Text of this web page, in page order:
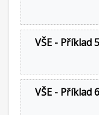
VŠE - Příklad
VŠE - Příklad